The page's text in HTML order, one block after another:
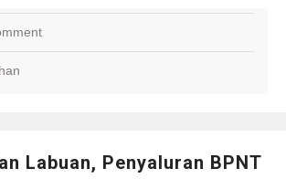
Labuan, Penyaluran BPNT